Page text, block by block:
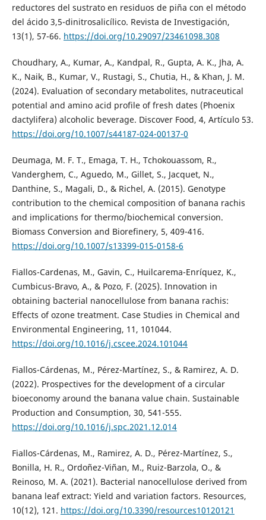
reductores del sustrato en residuos de piña con el método
del ácido 3,5-dinitrosalicílico. Revista de Investigación,
13(1), 57-66. https://doi.org/10.29097/23461098.308
Choudhary, A., Kumar, A., Kandpal, R., Gupta, A. K., Jha, A.
K., Naik, B., Kumar, V., Rustagi, S., Chutia, H., & Khan, J. M.
(2024). Evaluation of secondary metabolites, nutraceutical
potential and amino acid profile of fresh dates (Phoenix
dactylifera) alcoholic beverage. Discover Food, 4, Artículo 53.
https://doi.org/10.1007/s44187-024-00137-0
Deumaga, M. F. T., Emaga, T. H., Tchokouassom, R.,
Vanderghem, C., Aguedo, M., Gillet, S., Jacquet, N.,
Danthine, S., Magali, D., & Richel, A. (2015). Genotype
contribution to the chemical composition of banana rachis
and implications for thermo/biochemical conversion.
Biomass Conversion and Biorefinery, 5, 409-416.
https://doi.org/10.1007/s13399-015-0158-6
Fiallos-Cardenas, M., Gavin, C., Huilcarema-Enríquez, K.,
Cumbicus-Bravo, A., & Pozo, F. (2025). Innovation in
obtaining bacterial nanocellulose from banana rachis:
Effects of ozone treatment. Case Studies in Chemical and
Environmental Engineering, 11, 101044.
https://doi.org/10.1016/j.cscee.2024.101044
Fiallos-Cárdenas, M., Pérez-Martínez, S., & Ramirez, A. D.
(2022). Prospectives for the development of a circular
bioeconomy around the banana value chain. Sustainable
Production and Consumption, 30, 541-555.
https://doi.org/10.1016/j.spc.2021.12.014
Fiallos-Cárdenas, M., Ramirez, A. D., Pérez-Martínez, S.,
Bonilla, H. R., Ordoñez-Viñan, M., Ruiz-Barzola, O., &
Reinoso, M. A. (2021). Bacterial nanocellulose derived from
banana leaf extract: Yield and variation factors. Resources,
10(12), 121. https://doi.org/10.3390/resources10120121